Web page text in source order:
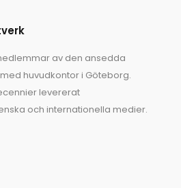
av den ansedda
huvudkontor i Göteborg.
levererat
och internationella medier.